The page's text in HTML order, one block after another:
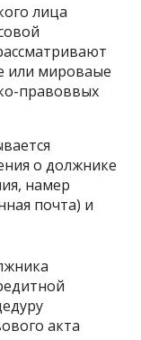
лица
или мироваые
правоввых
о должнике
намер
почта) и